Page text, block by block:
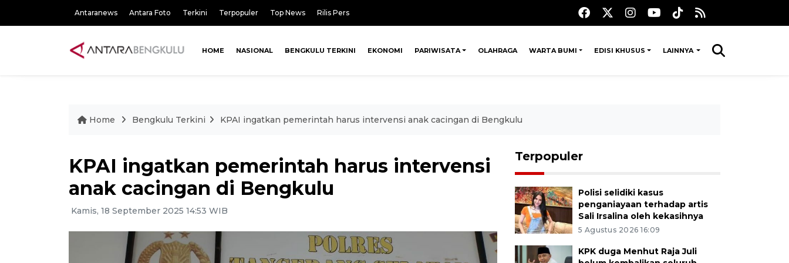
Antaranews Antara Foto Terkini Terpopuler Top News Rilis Pers
HOME NASIONAL BENGKULU TERKINI EKONOMI PARIWISATA OLAHRAGA WARTA BUMI EDISI KHUSUS LAINNYA
Home Bengkulu Terkini KPAI ingatkan pemerintah harus intervensi anak cacingan di Bengkulu
KPAI ingatkan pemerintah harus intervensi
anak cacingan di Bengkulu
Kamis, 18 September 2025 14:53 WIB
Terpopuler
Polisi selidiki kasus
penganiayaan terhadap artis
Sali Irsalina oleh kekasihnya
5 Agustus 2026 16:09
KPK duga Menhut Raja Juli